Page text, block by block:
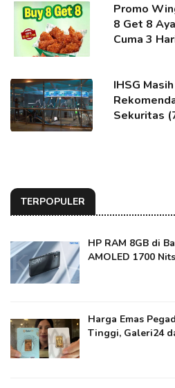
Promo
8 Get 8
Cuma 3
IHSG
Sekuritas
TERPOPULER
HP RAM 8GB di
AMOLED 1700
Harga Emas
Tinggi, Galeri24